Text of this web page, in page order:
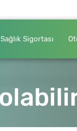
Sağlık Sigortası